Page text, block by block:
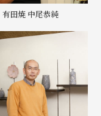
有田焼 中尾恭純